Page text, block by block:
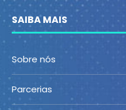
SAIBA MAIS
Sobre nós
Parcerias